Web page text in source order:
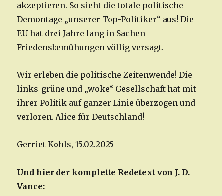
akzeptieren. So sieht die totale politische
Demontage „unserer Top-Politiker“ aus! Die
EU hat drei Jahre lang in Sachen
Friedensbemühungen völlig versagt.
Wir erleben die politische Zeitenwende! Die
links-grüne und „woke“ Gesellschaft hat mit
ihrer Politik auf ganzer Linie überzogen und
verloren. Alice für Deutschland!
Gerriet Kohls, 15.02.2025
Und hier der komplette Redetext von J. D.
Vance: